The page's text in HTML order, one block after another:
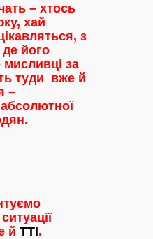
– хтось
хай
з
де його
за
туди вже й
–
й ТТІ.